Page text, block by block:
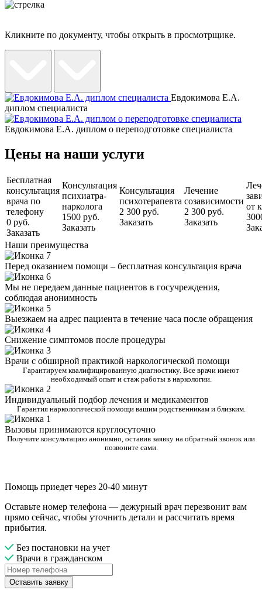
Кликните по документу, чтобы открыть в просмотрщике.
Евдокимова Е.А.
диплом специалиста
Евдокимова Е.А. диплом о переподготовке специалиста
Цены на наши услуги
Бесплатная
консультация
врача по
телефону
0 руб.
Заказать
Консультация
психиатра-
нарколога
1500 руб.
Заказать
Консультация
психотерапевта
2 300 руб.
Заказать
Лечение
созависимости
2 300 руб.
Заказать
от
Наши преимущества
Перед оказанием помощи – бесплатная консультация врача
Мы не передаем данные пациентов в госучреждения,
соблюдая анонимность
Выезжаем на адрес пациента в течение часа после обращения
Снижение симптомов после процедуры
Врачи с обширной практикой наркологической помощи
Гарантируем квалифицированную диагностику. Все врачи имеют
необходимый опыт и стаж работы в наркологии.
Индивидуальный подбор лечения и медикаментов
Гарантия наркологической помощи вашим родственникам и близким.
Вызовы принимаются круглосуточно
Получите консультацию анонимно, оставив заявку на обратный звонок или
позвоните сами.
Помощь приедет через 20-40 минут
Оставьте номер телефона — дежурный врач перезвонит вам
прямо сейчас, чтобы уточнить детали и рассчитать время
прибытия.
Без постановки на учет
Врачи в гражданском
Оставить заявку